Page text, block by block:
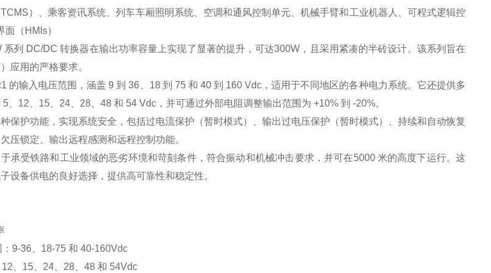
TCMS）、乘客资讯系统、列⻋⻋厢照明系统、空调和通⻛控制单元、机械⼿臂和⼯业机器⼈、可程式逻辑控
（HMIs）
系列 DC/DC 转换器在输出功率容量上实现了显著的提升，可达300W，且采⽤紧凑的半砖设计。该系列旨在
应⽤的严格要求。
的输入电压范围，涵盖 9 到 36、18 到 75 和 40 到 160 Vdc，适⽤于不同地区的各种电⼒系统。它还提供多
、12、15、24、28、48 和 54 Vdc，并可通过外部电阻调整输出范围为 +10% 到 -20%。
保护功能， 实现系统安全，包括过电流保护（暂时模式）、输出过电压保护（暂时模式）、持续和⾃动恢复
压锁定、输出远程感测和远程控制功能。
承受铁路和⼯业领域的恶劣环境和苛刻条件，符合振动和机械冲击要求，并可在5000 米的⾼度下运⾏。这
设备供电的良好选择，提供⾼可靠性和稳定性。
9-36、18-75 和 40-160Vdc
12、15、24、28、48 和 54Vdc